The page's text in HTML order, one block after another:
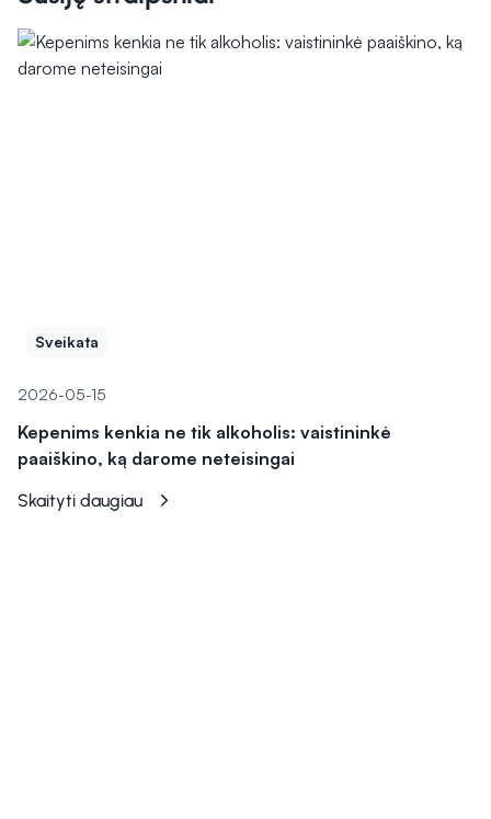
Sveikata
2026-05-15
Kepenims kenkia ne tik alkoholis: vaistininkė
paaiškino, ką darome neteisingai
Skaityti daugiau